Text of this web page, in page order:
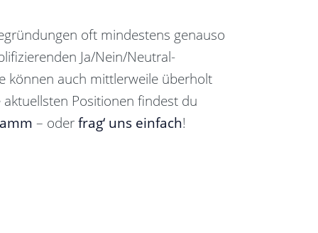
oft mindestens genauso
Ja/Nein/Neutral-
können auch mittlerweile überholt
Positionen findest du
– oderfrag‘ uns einfach!